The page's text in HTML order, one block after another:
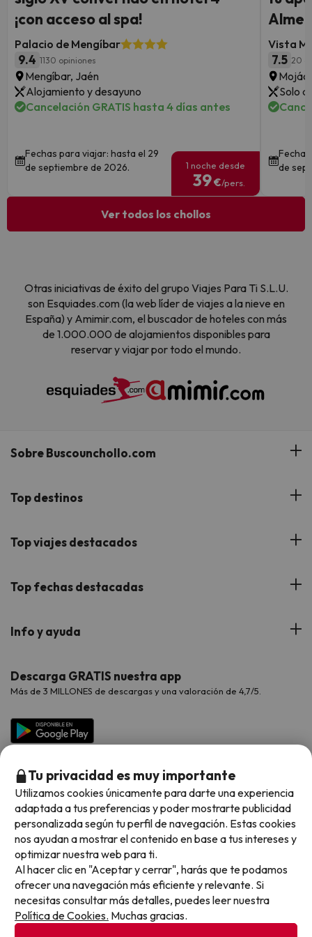
¡con acceso al spa!
Palacio de Mengíbar
9.4 1130 opiniones
Mengíbar, Jaén
Alojamiento y desayuno
Cancelación GRATIS hasta 4 días antes
Fechas para viajar: hasta el 29
de septiembre de 2026.
1 noche desde
39€/pers.
Vista
7.5 20
Solo
de
Ver todos los chollos
Otras iniciativas de éxito del grupo Viajes Para Ti S.L.U.
son Esquiades.com (la web líder de viajes a la nieve en
España) y Amimir.com, el buscador de hoteles con más
de 1.000.000 de alojamientos disponibles para
reservar y viajar por todo el mundo.
Sobre Buscounchollo.com
¿Quiénes somos?
Buscounchollo en los medios
Proveedores
Viajes para grupos
Top destinos
Hoteles Andalucía
Hoteles Cataluña
Hoteles Galicia
Hoteles Salou
Top viajes destacados
Viajes con Niños
Viajes de Novios
Chollos con Todo Incluido
Chollos en la playa
Hoteles con toboganes
Selección de la Newsletter
Los favoritos de nuestros clientes
Top fechas destacadas
Verano
Vacaciones en Agosto
Vacaciones en Octubre
Vacaciones en Noviembre
Info y ayuda
Contáctanos
Preguntas frecuentes
Descarga GRATIS nuestra app
Más de 3 MILLONES de descargas y una valoración de 4,7/5.
Métodos de pago disponibles
Condiciones generales
Tu privacidad es muy importante
Utilizamos cookies únicamente para darte una experiencia
adaptada a tus preferencias y poder mostrarte publicidad
personalizada según tu perfil de navegación. Estas cookies
nos ayudan a mostrar el contenido en base a tus intereses y
optimizar nuestra web para ti.
Al hacer clic en "Aceptar y cerrar", harás que te podamos
ofrecer una navegación más eficiente y relevante. Si
necesitas consultar más detalles, puedes leer nuestra
Política de Cookies. Muchas gracias.